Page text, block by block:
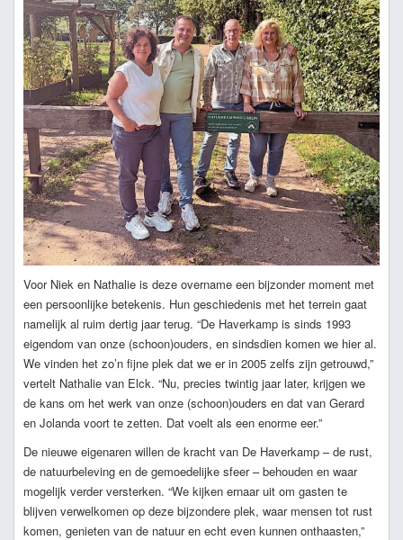
Voor Niek en Nathalie is deze overname een bijzonder moment met
een persoonlijke betekenis. Hun geschiedenis met het terrein gaat
namelijk al ruim dertig jaar terug. “De Haverkamp is sinds 1993
eigendom van onze (schoon)ouders, en sindsdien komen we hier al.
We vinden het zo’n fijne plek dat we er in 2005 zelfs zijn getrouwd,”
vertelt Nathalie van Elck. “Nu, precies twintig jaar later, krijgen we
de kans om het werk van onze (schoon)ouders en dat van Gerard
en Jolanda voort te zetten. Dat voelt als een enorme eer.”
De nieuwe eigenaren willen de kracht van De Haverkamp – de rust,
de natuurbeleving en de gemoedelijke sfeer – behouden en waar
mogelijk verder versterken. “We kijken ernaar uit om gasten te
blijven verwelkomen op deze bijzondere plek, waar mensen tot rust
komen, genieten van de natuur en echt even kunnen onthaasten,”